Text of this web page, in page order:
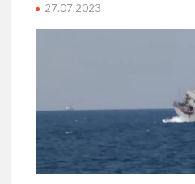
27.07.2023